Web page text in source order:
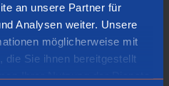
an unsere Partner für
Analysen weiter. Unsere
möglicherweise mit
die Sie ihnen bereitgestellt
Ihrer Nutzung der Dienste